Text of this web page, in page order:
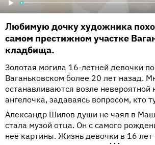
Любимую дочку художника
самом престижном участке
кладбища.
Золотая могила 16-летней девочки
Ваганьковском более 20 лет назад.
останавливаются возле невероятной
ангелочка, задаваясь вопросом, кто
Александр Шилов души не чаял в
стала музой отца. Он с самого
нее картины. Жизнь девочки в 16 лет
•••